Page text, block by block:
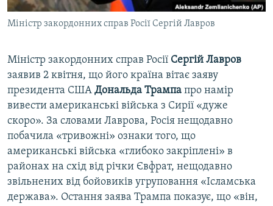
СВІДЧЕННЯ ОКУПАЦІЇ
УКРАЇНСЬКА ПРОБЛЕМА КРИМУ
Qırımtatar
Усі сайти RFE/RL
Міністр закордонних справ Росії Сергій Лавров
Міністр закордонних справ Росії Сергій Лавров
заявив 2 квітня, що його країна вітає заяву
президента США Дональда Трампа про намір
вивести американські війська з Сирії «дуже
скоро». За словами Лаврова, Росія нещодавно
побачила «тривожні» ознаки того, що
американські війська «глибоко закріплені» в
районах на схід від річки Євфрат, нещодавно
звільнених від бойовиків угруповання «Ісламська
держава». Остання заява Трампа показує, що «він,